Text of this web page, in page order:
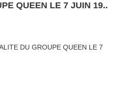
QUEEN LE 7 JUIN 19..